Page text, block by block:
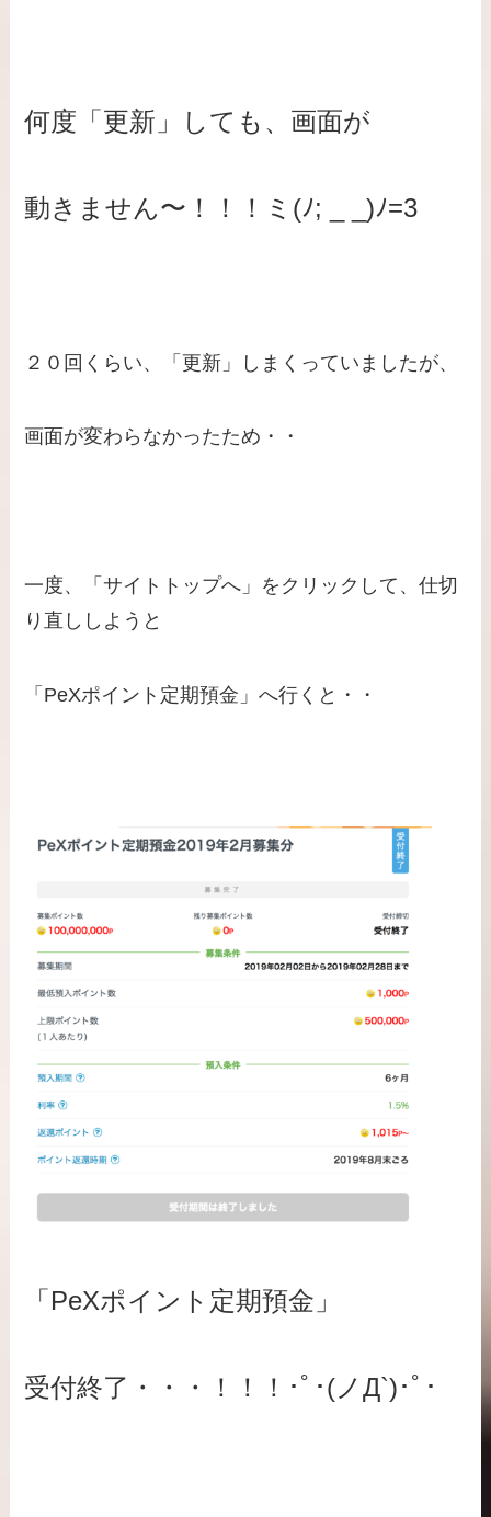
何度「更新」しても、画面が
動きません〜！！！ミ(ﾉ; _ _)ﾉ=3
２０回くらい、「更新」しまくっていましたが、
画面が変わらなかったため・・
一度、「サイトトップへ」をクリックして、仕切
り直ししようと
「PeXポイント定期預金」へ行くと・・
「PeXポイント定期預金」
受付終了・・・！！！･ﾟ･(ノД`)･ﾟ･